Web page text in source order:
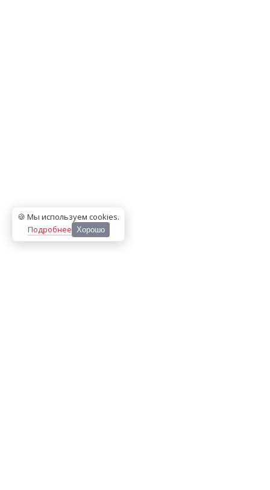
🍪 Мы используем cookies.
Подробнее Хорошо